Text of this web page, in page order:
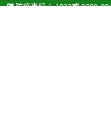
防疫專線：1922或0800-